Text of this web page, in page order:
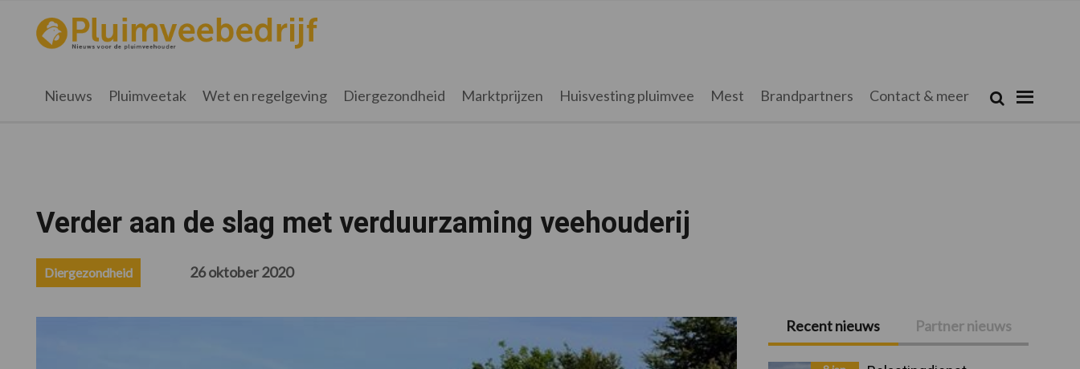
hoofdnavigatie
hoofd
eerste
voettekst
pluimveebedrijf.nl
Nieuws
voor
Nieuws Pluimveetak Wet en regelgeving Diergezondheid Marktprijzen Huisvesting pluimvee Mest Brandpartners Contact & meer Zoek
Verder aan de slag met verduurzaming veehouderij
Diergezondheid 26 oktober 2020
Primaire
Recent nieuws Partner nieuws